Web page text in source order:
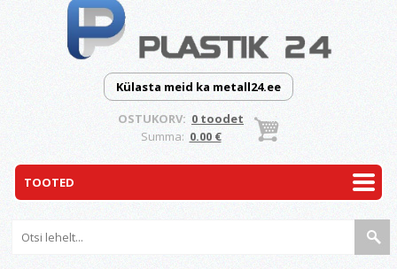
Külasta meid ka metall24.ee
OSTUKORV: 0 toodet
Summa: 0.00 €